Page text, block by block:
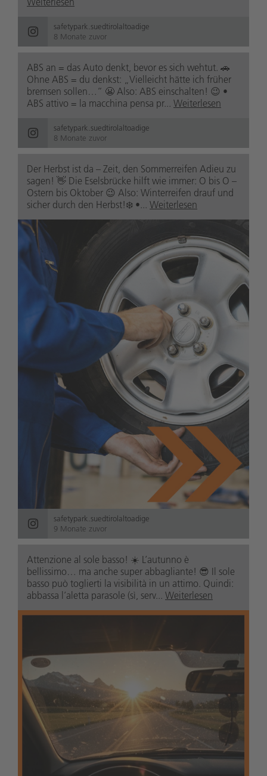
safetypark.suedtirolaltoadige
8 Monate zuvor
ABS an = das Auto denkt, bevor es sich wehtut. 🚗
Ohne ABS = du denkst: „Vielleicht hätte ich früher
bremsen sollen…“ 😬 Also: ABS einschalten! 😉 •
ABS attivo = la macchina pensa pr... Weiterlesen
safetypark.suedtirolaltoadige
8 Monate zuvor
Der Herbst ist da – Zeit, den Sommerreifen Adieu zu
sagen! 👋 Die Eselsbrücke hilft wie immer: O bis O –
Ostern bis Oktober 😉 Also: Winterreifen drauf und
sicher durch den Herbst!❄️ •... Weiterlesen
safetypark.suedtirolaltoadige
9 Monate zuvor
Attenzione al sole basso! ☀️ L’autunno è
bellissimo… ma anche super abbagliante! 😎 Il sole
basso può toglierti la visibilità in un attimo. Quindi:
abbassa l’aletta parasole (sì, serv... Weiterlesen